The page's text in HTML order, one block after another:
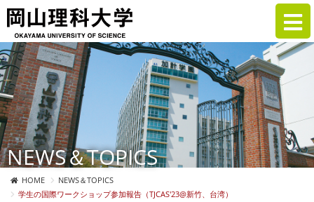
NEWS＆TOPICS
HOME
NEWS＆TOPICS
学生の国際ワークショップ参加報告（TJCAS'23@新竹、台湾）